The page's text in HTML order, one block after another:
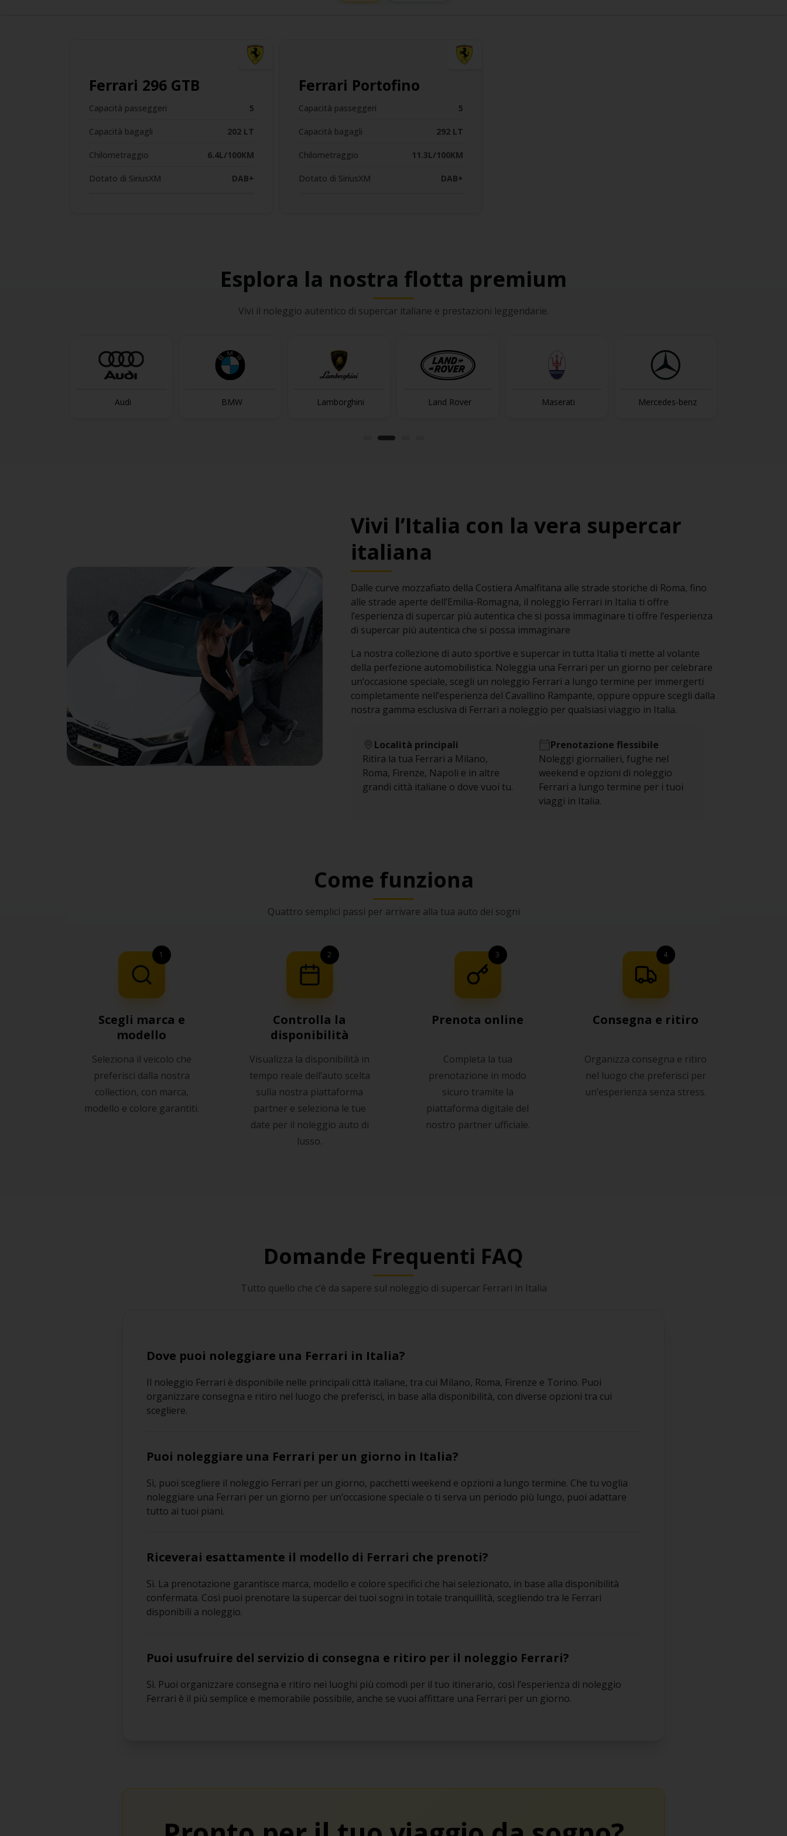
Ferrari 296 GTB
Capacità passeggeri 5
Capacità bagagli 202 LT
Chilometraggio 6.4L/100KM
Dotato di SiriusXM DAB+
Ferrari Portofino
Capacità passeggeri 5
Capacità bagagli 292 LT
Chilometraggio 11.3L/100KM
Dotato di SiriusXM DAB+
Esplora la nostra flotta premium
Vivi il noleggio autentico di supercar italiane e prestazioni leggendarie.
Vivi l’Italia con la vera supercar
italiana
Dalle curve mozzafiato della Costiera Amalfitana alle strade storiche di Roma, fino
alle strade aperte dell’Emilia-Romagna, il noleggio Ferrari in Italia ti offre
l’esperienza di supercar più autentica che si possa immaginare ti offre l’esperienza
di supercar più autentica che si possa immaginare
La nostra collezione di auto sportive e supercar in tutta Italia ti mette al volante
della perfezione automobilistica. Noleggia una Ferrari per un giorno per celebrare
un’occasione speciale, scegli un noleggio Ferrari a lungo termine per immergerti
completamente nell’esperienza del Cavallino Rampante, oppure oppure scegli dalla
nostra gamma esclusiva di Ferrari a noleggio per qualsiasi viaggio in Italia.
Località principali
Ritira la tua Ferrari a Milano,
Roma, Firenze, Napoli e in altre
grandi città italiane o dove vuoi tu.
Prenotazione flessibile
Noleggi giornalieri, fughe nel
weekend e opzioni di noleggio
Ferrari a lungo termine per i tuoi
viaggi in Italia.
Come funziona
Quattro semplici passi per arrivare alla tua auto dei sogni
1
Scegli marca e
modello
Seleziona il veicolo che
preferisci dalla nostra
collection, con marca,
modello e colore garantiti.
2
Controlla la
disponibilità
Visualizza la disponibilità in
tempo reale dell’auto scelta
sulla nostra piattaforma
partner e seleziona le tue
date per il noleggio auto di
lusso.
3
Prenota online
Completa la tua
prenotazione in modo
sicuro tramite la
piattaforma digitale del
nostro partner ufficiale.
4
Consegna e ritiro
Organizza consegna e ritiro
nel luogo che preferisci per
un’esperienza senza stress.
Domande Frequenti FAQ
Tutto quello che c’è da sapere sul noleggio di supercar Ferrari in Italia
Dove puoi noleggiare una Ferrari in Italia?
Il noleggio Ferrari è disponibile nelle principali città italiane, tra cui Milano, Roma, Firenze e Torino. Puoi
organizzare consegna e ritiro nel luogo che preferisci, in base alla disponibilità, con diverse opzioni tra cui
scegliere.
Puoi noleggiare una Ferrari per un giorno in Italia?
Sì, puoi scegliere il noleggio Ferrari per un giorno, pacchetti weekend e opzioni a lungo termine. Che tu voglia
noleggiare una Ferrari per un giorno per un’occasione speciale o ti serva un periodo più lungo, puoi adattare
tutto ai tuoi piani.
Riceverai esattamente il modello di Ferrari che prenoti?
Sì. La prenotazione garantisce marca, modello e colore specifici che hai selezionato, in base alla disponibilità
confermata. Così puoi prenotare la supercar dei tuoi sogni in totale tranquillità, scegliendo tra le Ferrari
disponibili a noleggio.
Puoi usufruire del servizio di consegna e ritiro per il noleggio Ferrari?
Sì. Puoi organizzare consegna e ritiro nei luoghi più comodi per il tuo itinerario, così l’esperienza di noleggio
Ferrari è il più semplice e memorabile possibile, anche se vuoi affittare una Ferrari per un giorno.